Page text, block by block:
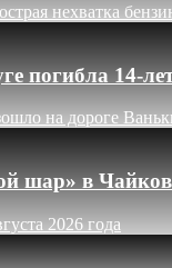
нехватка
погибла 14-
на дороге
шар» в
2026 года